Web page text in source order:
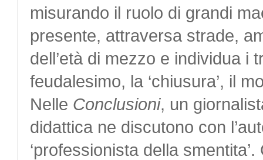
misurando il ruolo di grandi
presente, attraversa strade,
dell’età di mezzo e individua i
feudalesimo, la ‘chiusura’, il
Nelle Conclusioni, un
didattica ne discutono con
‘professionista della